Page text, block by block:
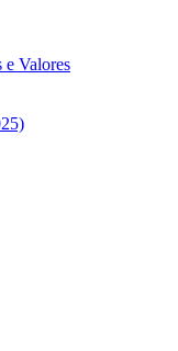
e Valores